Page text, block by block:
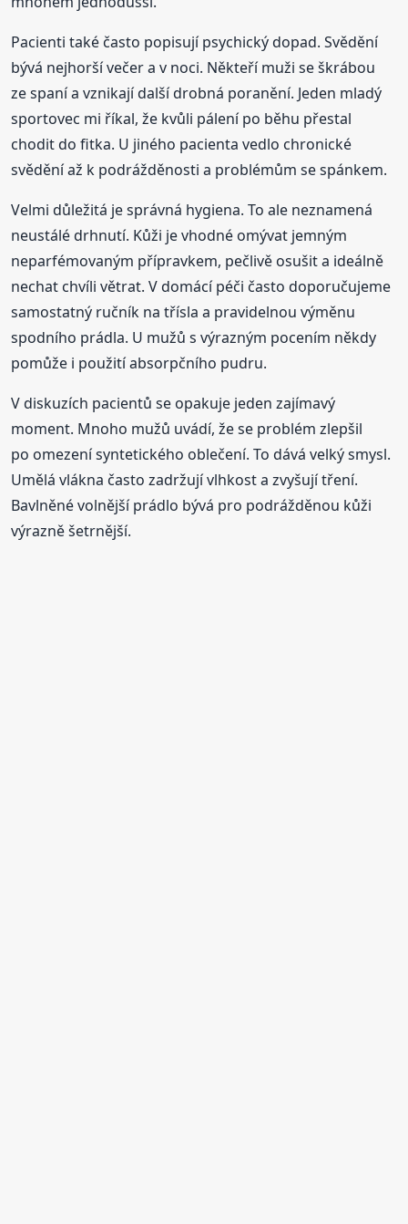
Pacienti také často popisují psychický dopad. Svědění
bývá nejhorší večer a v noci. Někteří muži se škrábou
ze spaní a vznikají další drobná poranění. Jeden mladý
sportovec mi říkal, že kvůli pálení po běhu přestal
chodit do fitka. U jiného pacienta vedlo chronické
svědění až k podrážděnosti a problémům se spánkem.
Velmi důležitá je správná hygiena. To ale neznamená
neustálé drhnutí. Kůži je vhodné omývat jemným
neparfémovaným přípravkem, pečlivě osušit a ideálně
nechat chvíli větrat. V domácí péči často doporučujeme
samostatný ručník na třísla a pravidelnou výměnu
spodního prádla. U mužů s výrazným pocením někdy
pomůže i použití absorpčního pudru.
V diskuzích pacientů se opakuje jeden zajímavý
moment. Mnoho mužů uvádí, že se problém zlepšil
po omezení syntetického oblečení. To dává velký smysl.
Umělá vlákna často zadržují vlhkost a zvyšují tření.
Bavlněné volnější prádlo bývá pro podrážděnou kůži
výrazně šetrnější.